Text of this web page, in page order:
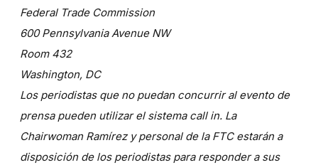
Federal Trade Commission
600 Pennsylvania Avenue NW
Room 432
Washington, DC
Los periodistas que no puedan concurrir al evento de
prensa pueden utilizar el sistema call in. La
Chairwoman Ramírez y personal de la FTC estarán a
disposición de los periodistas para responder a sus